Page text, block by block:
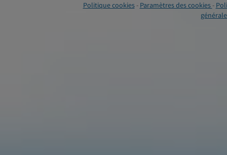
Politique cookies- Paramètres des cookies-